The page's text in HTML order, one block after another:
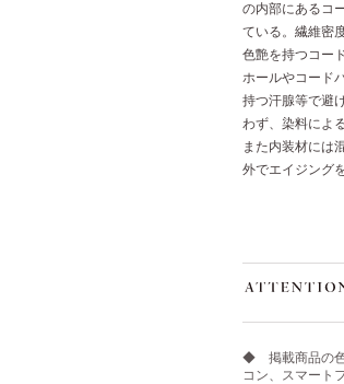
の内部にあるコ
ている。繊維密
色艶を持つコー
ホールやコード
持つ汗腺等で避
わず、染料によ
また内装材には
外でエイジング
◆ 掲載商品の色
コン、スマート